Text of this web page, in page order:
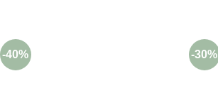
-40% -30%